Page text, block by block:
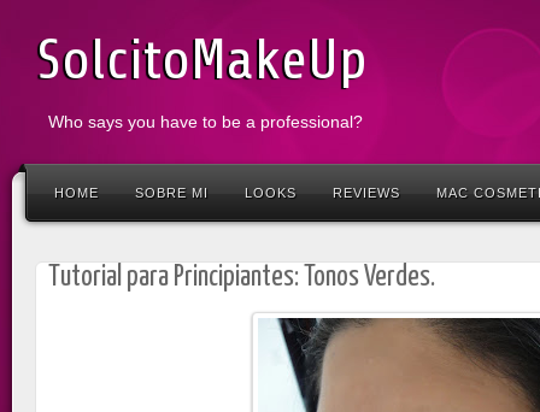
SolcitoMakeUp
Who says you have to be a professional?
HOME SOBRE MI LOOKS REVIEWS MAC
Tutorial para Principiantes: Tonos Verdes.